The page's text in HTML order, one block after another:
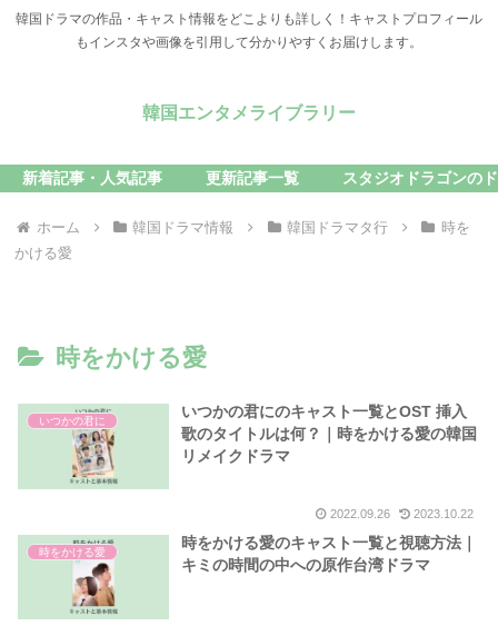
韓国ドラマの作品・キャスト情報をどこよりも詳しく！キャストプロフィール
もインスタや画像を引用して分かりやすくお届けします。
韓国エンタメライブラリー
新着記事・人気記事 更新記事一覧 スタジオドラゴンの
ホーム 韓国ドラマ情報 韓国ドラマタ行
時を
かける愛
時をかける愛
いつかの君に
いつかの君にのキャスト一覧とOST 挿入
歌のタイトルは何？｜時をかける愛の韓国
リメイクドラマ
2022.09.26 2023.10.22
時をかける愛
時をかける愛のキャスト一覧と視聴方法｜
キミの時間の中への原作台湾ドラマ